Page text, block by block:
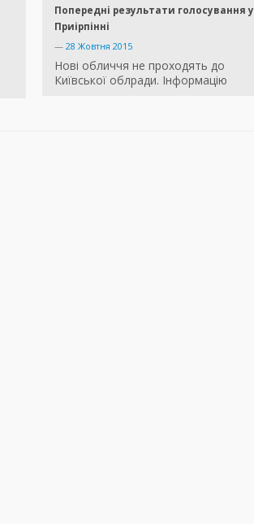
Попередні результати голосування у
Приірпінні
— 28 Жовтня 2015
Нові обличчя не проходять до
Київської облради. Інформацію